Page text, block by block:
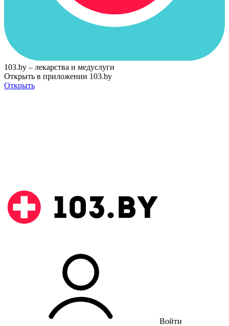
103.by – лекарства и медуслуги
Открыть в приложении 103.by
Открыть
Войти